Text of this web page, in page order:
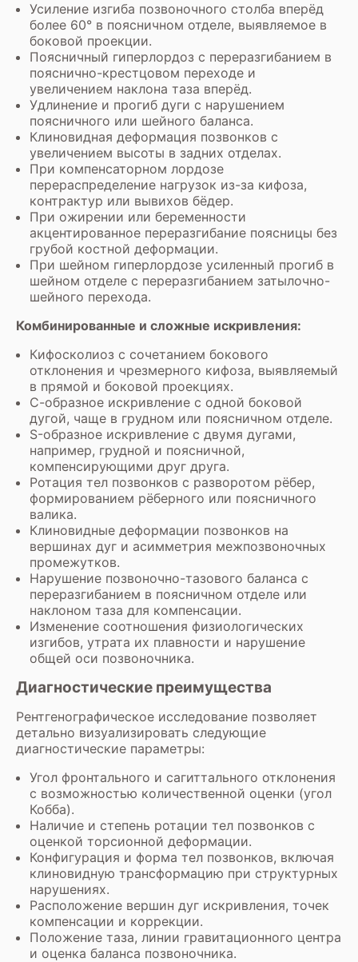
Усиление изгиба позвоночного столба вперёд
более 60° в поясничном отделе, выявляемое в
боковой проекции.
Поясничный гиперлордоз с переразгибанием в
пояснично-крестцовом переходе и
увеличением наклона таза вперёд.
Удлинение и прогиб дуги с нарушением
поясничного или шейного баланса.
Клиновидная деформация позвонков с
увеличением высоты в задних отделах.
При компенсаторном лордозе
перераспределение нагрузок из-за кифоза,
контрактур или вывихов бёдер.
При ожирении или беременности
акцентированное переразгибание поясницы без
грубой костной деформации.
При шейном гиперлордозе усиленный прогиб в
шейном отделе с переразгибанием затылочно-
шейного перехода.
Комбинированные и сложные искривления:
Кифосколиоз с сочетанием бокового
отклонения и чрезмерного кифоза, выявляемый
в прямой и боковой проекциях.
С-образное искривление с одной боковой
дугой, чаще в грудном или поясничном отделе.
S-образное искривление с двумя дугами,
например, грудной и поясничной,
компенсирующими друг друга.
Ротация тел позвонков с разворотом рёбер,
формированием рёберного или поясничного
валика.
Клиновидные деформации позвонков на
вершинах дуг и асимметрия межпозвоночных
промежутков.
Нарушение позвоночно-тазового баланса с
переразгибанием в поясничном отделе или
наклоном таза для компенсации.
Изменение соотношения физиологических
изгибов, утрата их плавности и нарушение
общей оси позвоночника.
Диагностические преимущества
Рентгенографическое исследование позволяет
детально визуализировать следующие
диагностические параметры:
Угол фронтального и сагиттального отклонения
с возможностью количественной оценки (угол
Кобба).
Наличие и степень ротации тел позвонков с
оценкой торсионной деформации.
Конфигурация и форма тел позвонков, включая
клиновидную трансформацию при структурных
нарушениях.
Расположение вершин дуг искривления, точек
компенсации и коррекции.
Положение таза, линии гравитационного центра
и оценка баланса позвоночника.